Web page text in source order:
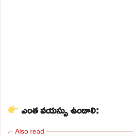
ఎంత వయస్సు ఉండాలి: